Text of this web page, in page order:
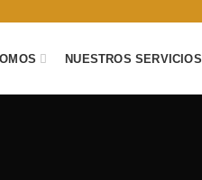
NUESTROS SERVICIOS